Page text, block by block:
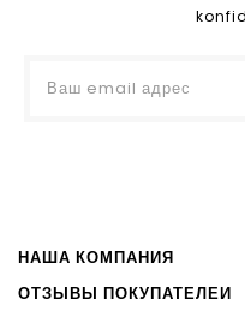
НАША КОМПАНИЯ
ОТЗЫВЫ ПОКУПАТЕЛЕЙ